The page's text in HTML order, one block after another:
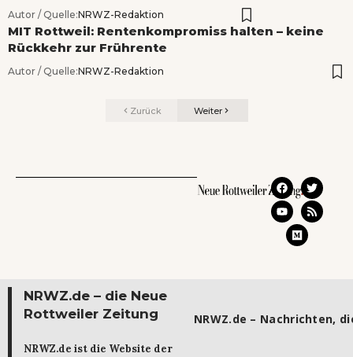
Autor / Quelle:NRWZ-Redaktion
MIT Rottweil: Rentenkompromiss halten – keine
Rückkehr zur Frührente
Autor / Quelle:NRWZ-Redaktion
Zurück Weiter
NRWZ.de – die Neue
Rottweiler Zeitung
NRWZ.de ist die Website der
NRWZ.de – Nachrichten,